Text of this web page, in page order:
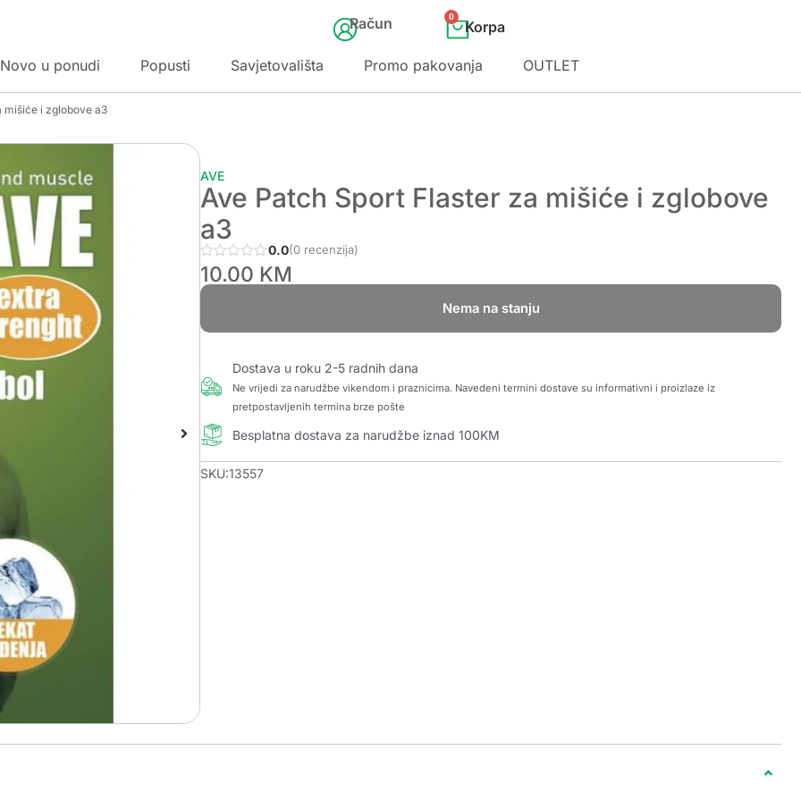
Račun 0
Novo u ponudi Popusti Savjetovališta Promo pakovanja OUTLET
i zglobove a3
AVE
Ave Patch Sport Flaster za mišiće i zglobove
a3
0.0(0 recenzija)
10.00 KM
Nema na stanju
Dostava u roku 2-5 radnih dana
Ne vrijedi za narudžbe vikendom i praznicima. Navedeni termini dostave su informativni i proizlaze iz
pretpostavljenih termina brze pošte
Besplatna dostava za narudžbe iznad 100KM
SKU:13557